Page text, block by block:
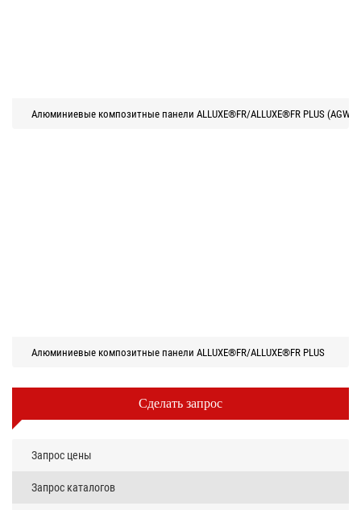
Алюминиевые композитные панели ALLUXE®FR/ALLUXE®FR PLUS (AGW-
Алюминиевые композитные панели ALLUXE®FR/ALLUXE®FR PLUS
Сделать запрос
Запрос цены
Запрос каталогов